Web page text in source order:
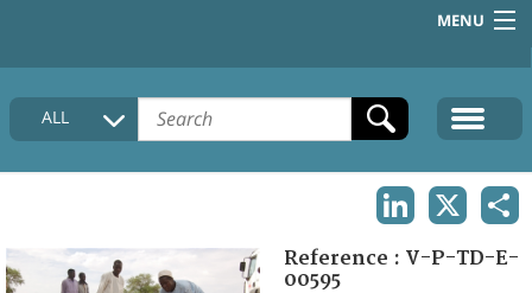
MENU
HOME
COLLECTIONS DESCRIPTION
FAQ
ALL
Reference : V-P-TD-E-
00595